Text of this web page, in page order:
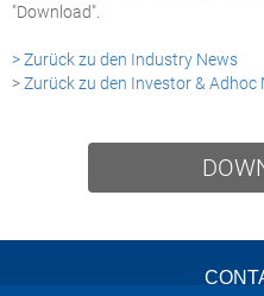
"Download".
> Zurück zu den Industry News
>Zurück zu den Investor & Adhoc